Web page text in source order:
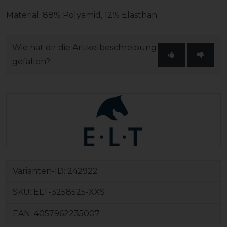
Material: 88% Polyamid, 12% Elasthan
Wie hat dir die Artikelbeschreibung
gefallen?
Varianten-ID: 242922
SKU: ELT-3258525-XXS
EAN: 4057962235007